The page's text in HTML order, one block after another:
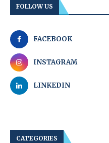
FOLLOW US
FACEBOOK
INSTAGRAM
LINKEDIN
CATEGORIES